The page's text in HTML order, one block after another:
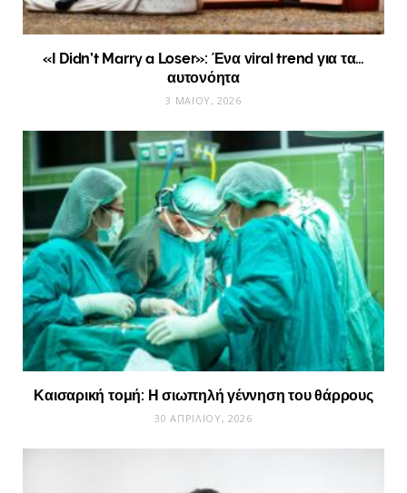
«I Didn’t Marry a Loser»: Ένα viral trend για τα…
αυτονόητα
3 ΜΑΪ́ΟΥ, 2026
Καισαρική τομή: Η σιωπηλή γέννηση του θάρρους
30 ΑΠΡΙΛΊΟΥ, 2026